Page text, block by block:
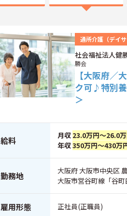
通所介護（デイサ
社会福祉法人健
勝会
【大阪府／
ク可♪特別
＞
給料 月収 23.0万円～26.0
年収350万円～430万
勤務地
大阪府 大阪市中央区
大阪市営谷町線「谷
雇用形態 正社員(正職員)